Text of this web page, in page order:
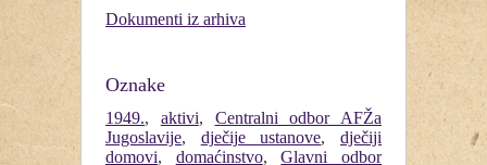
Dokumenti iz arhiva
Oznake
1949., aktivi, Centralni odbor AFŽa
Jugoslavije, dječije ustanove,dječiji
domovi, domaćinstvo,Glavni odbor